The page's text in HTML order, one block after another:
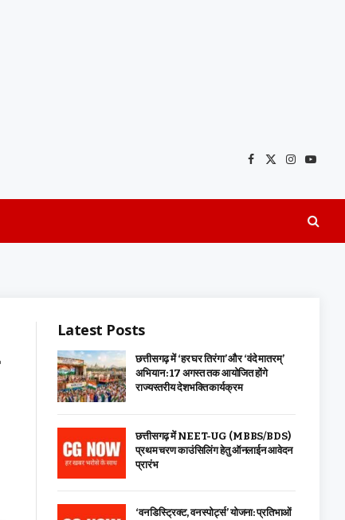
Facebook
X
Instagram
Latest Posts
छत्तीसगढ़ में ‘हर घर तिरंगा’ और ‘वंदे मातरम्’
अभियान : 17 अगस्त तक आयोजित होंगे
राज्यस्तरीय देशभक्ति कार्यक्रम
छत्तीसगढ़ में NEET-UG (MBBS/BDS)
प्रथम चरण काउंसिलिंग हेतु ऑनलाईन आवेदन
प्रारंभ
‘वन डिस्ट्रिक्ट, वन स्पोर्ट्स’ योजना: प्रतिभाओं